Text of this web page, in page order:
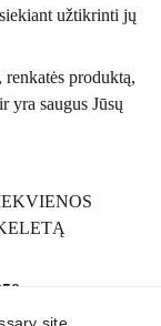
užtikrinti jų
produktą,
yra saugus Jūsų
cm